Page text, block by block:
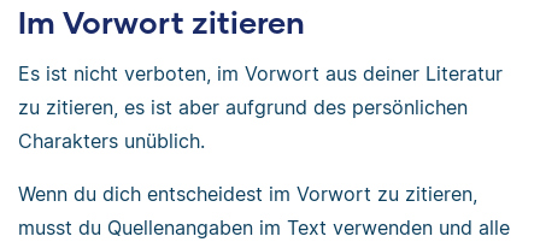
Im Vorwort zitieren
Es ist nicht verboten, im Vorwort aus deiner Literatur
zu zitieren, es ist aber aufgrund des persönlichen
Charakters unüblich.
Wenn du dich entscheidest im Vorwort zu zitieren,
musst du Quellenangaben im Text verwenden und alle